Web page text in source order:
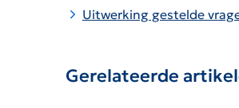
Uitwerking gestelde
Gerelateerde